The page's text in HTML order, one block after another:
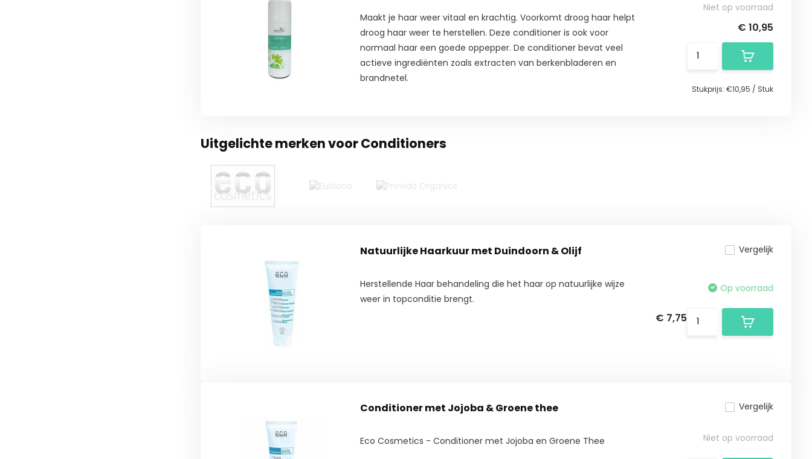
Maakt je haar weer vitaal en krachtig. Voorkomt droog haar helpt
droog haar weer te herstellen. Deze conditioner is ook voor
normaal haar een goede oppepper. De conditioner bevat veel
actieve ingrediënten zoals extracten van berkenbladeren en
brandnetel.
Niet op voorraad
€ 10,95
Stukprijs:€10,95 / Stuk
Uitgelichte merken voor Conditioners
Natuurlijke Haarkuur met Duindoorn & Olijf
Herstellende Haar behandeling die het haar op natuurlijke wijze
weer in topconditie brengt.
Vergelijk
Op voorraad
€ 7,75
Conditioner met Jojoba & Groene thee
Eco Cosmetics - Conditioner met Jojoba en Groene Thee
Vergelijk
Niet op voorraad